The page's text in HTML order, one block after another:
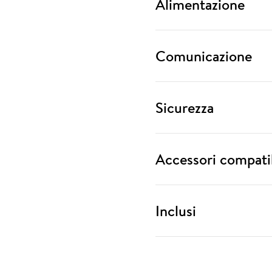
Alimentazione
Comunicazione
Sicurezza
Accessori
Inclusi